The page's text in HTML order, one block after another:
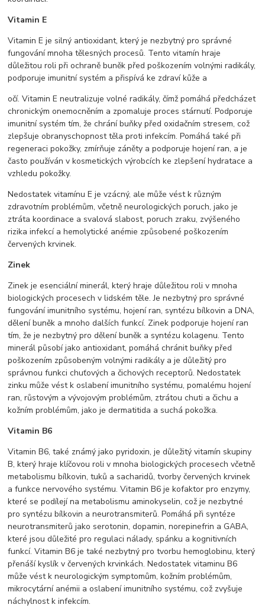
Vitamin E
Vitamin E je silný antioxidant, který je nezbytný pro správné
fungování mnoha tělesných procesů. Tento vitamín hraje
důležitou roli při ochraně buněk před poškozením volnými radikály,
podporuje imunitní systém a přispívá ke zdraví kůže a
očí. Vitamin E neutralizuje volné radikály, čímž pomáhá předcházet
chronickým onemocněním a zpomaluje proces stárnutí. Podporuje
imunitní systém tím, že chrání buňky před oxidačním stresem, což
zlepšuje obranyschopnost těla proti infekcím. Pomáhá také při
regeneraci pokožky, zmírňuje záněty a podporuje hojení ran, a je
často používán v kosmetických výrobcích ke zlepšení hydratace a
vzhledu pokožky.
Nedostatek vitamínu E je vzácný, ale může vést k různým
zdravotním problémům, včetně neurologických poruch, jako je
ztráta koordinace a svalová slabost, poruch zraku, zvýšeného
rizika infekcí a hemolytické anémie způsobené poškozením
červených krvinek.
Zinek
Zinek je esenciální minerál, který hraje důležitou roli v mnoha
biologických procesech v lidském těle. Je nezbytný pro správné
fungování imunitního systému, hojení ran, syntézu bílkovin a DNA,
dělení buněk a mnoho dalších funkcí. Zinek podporuje hojení ran
tím, že je nezbytný pro dělení buněk a syntézu kolagenu. Tento
minerál působí jako antioxidant, pomáhá chránit buňky před
poškozením způsobeným volnými radikály a je důležitý pro
správnou funkci chuťových a čichových receptorů. Nedostatek
zinku může vést k oslabení imunitního systému, pomalému hojení
ran, růstovým a vývojovým problémům, ztrátou chuti a čichu a
kožním problémům, jako je dermatitida a suchá pokožka.
Vitamin B6
Vitamin B6, také známý jako pyridoxin, je důležitý vitamín skupiny
B, který hraje klíčovou roli v mnoha biologických procesech včetně
metabolismu bílkovin, tuků a sacharidů, tvorby červených krvinek
a funkce nervového systému. Vitamin B6 je kofaktor pro enzymy,
které se podílejí na metabolismu aminokyselin, což je nezbytné
pro syntézu bílkovin a neurotransmiterů. Pomáhá při syntéze
neurotransmiterů jako serotonin, dopamin, norepinefrin a GABA,
které jsou důležité pro regulaci nálady, spánku a kognitivních
funkcí. Vitamin B6 je také nezbytný pro tvorbu hemoglobinu, který
přenáší kyslík v červených krvinkách. Nedostatek vitaminu B6
může vést k neurologickým symptomům, kožním problémům,
mikrocytární anémii a oslabení imunitního systému, což zvyšuje
náchylnost k infekcím.